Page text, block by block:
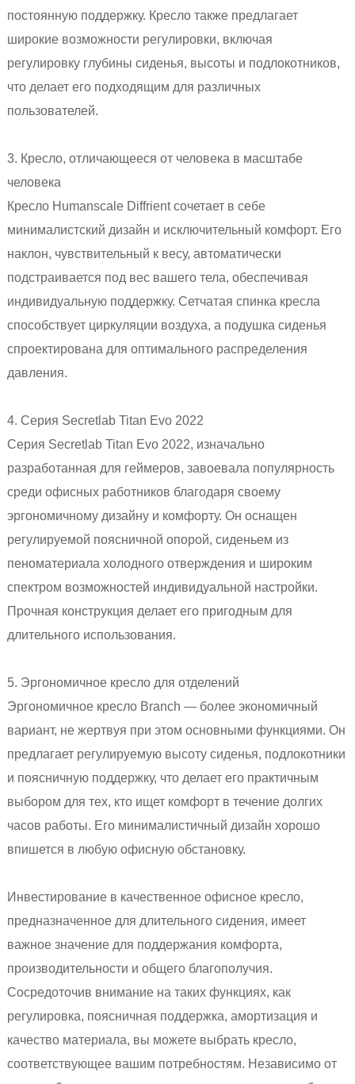
постоянную поддержку. Кресло также предлагает
широкие возможности регулировки, включая
регулировку глубины сиденья, высоты и подлокотников,
что делает его подходящим для различных
пользователей.
3. Кресло, отличающееся от человека в масштабе
человека
Кресло Humanscale Diffrient сочетает в себе
минималистский дизайн и исключительный комфорт. Его
наклон, чувствительный к весу, автоматически
подстраивается под вес вашего тела, обеспечивая
индивидуальную поддержку. Сетчатая спинка кресла
способствует циркуляции воздуха, а подушка сиденья
спроектирована для оптимального распределения
давления.
4. Серия Secretlab Titan Evo 2022
Серия Secretlab Titan Evo 2022, изначально
разработанная для геймеров, завоевала популярность
среди офисных работников благодаря своему
эргономичному дизайну и комфорту. Он оснащен
регулируемой поясничной опорой, сиденьем из
пеноматериала холодного отверждения и широким
спектром возможностей индивидуальной настройки.
Прочная конструкция делает его пригодным для
длительного использования.
5. Эргономичное кресло для отделений
Эргономичное кресло Branch — более экономичный
вариант, не жертвуя при этом основными функциями. Он
предлагает регулируемую высоту сиденья, подлокотники
и поясничную поддержку, что делает его практичным
выбором для тех, кто ищет комфорт в течение долгих
часов работы. Его минималистичный дизайн хорошо
впишется в любую офисную обстановку.
Инвестирование в качественное офисное кресло,
предназначенное для длительного сидения, имеет
важное значение для поддержания комфорта,
производительности и общего благополучия.
Сосредоточив внимание на таких функциях, как
регулировка, поясничная поддержка, амортизация и
качество материала, вы можете выбрать кресло,
соответствующее вашим потребностям. Независимо от